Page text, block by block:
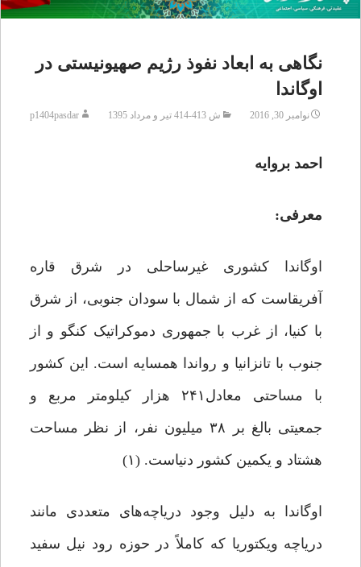
نگاهی به ابعاد نفوذ رژیم صهیونیستی در
اوگاندا
نوامبر 30, 2016 ش 413-414 تیر و مرداد 1395 p1404pasdar
احمد بروایه
معرفی:
اوگاندا کشوری غیرساحلی در شرق قاره
آفریقاست که از شمال با سودان جنوبی، از شرق
با کنیا، از غرب با جمهوری دموکراتیک کنگو و از
جنوب با تانزانیا و رواندا همسایه است. این کشور
با مساحتی معادل۲۴۱ هزار کیلومتر مربع و
جمعیتی بالغ بر ۳۸ میلیون نفر، از نظر مساحت
هشتاد و یکمین کشور دنیاست. (۱)
اوگاندا به دلیل وجود دریاچه‌های متعددی مانند
دریاچه ویکتوریا که کاملاً در حوزه رود نیل سفید